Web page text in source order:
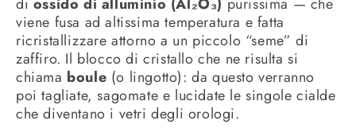
viene fusa ad altissima temperatura e fatta
ricristallizzare attorno a un piccolo “seme” di
zaffiro. Il blocco di cristallo che ne risulta si
chiama boule (o lingotto): da questo verranno
poi tagliate, sagomate e lucidate le singole cialde
che diventano i vetri degli orologi.